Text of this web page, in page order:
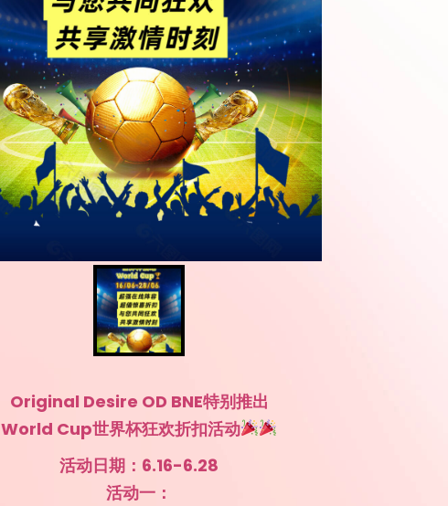
Original Desire OD BNE特别推出
World Cup世界杯狂欢折扣活动
活动日期：6.16-6.28
活动一：